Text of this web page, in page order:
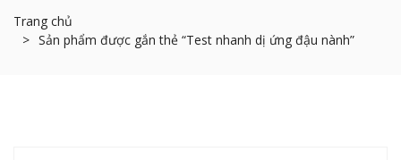
Trang chủ
Sản phẩm được gắn thẻ “Test nhanh dị ứng đậu nành”